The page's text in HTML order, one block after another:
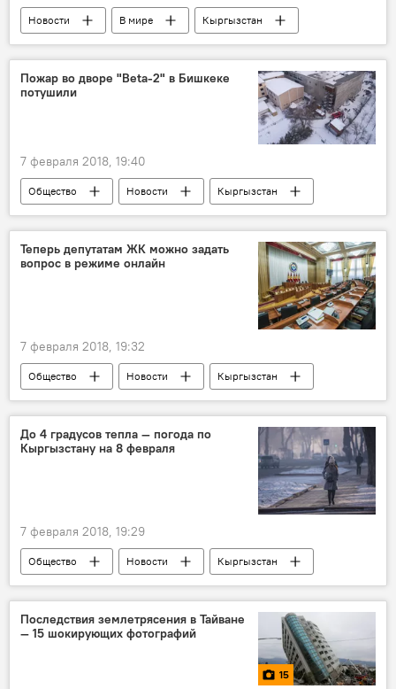
Новости В мире
Кыргызстан
Аналитика
экономика
Продажа MegaСom
Швейцария
Mega
Пожар во дворе "Beta-2" в Бишкеке
потушили
7 февраля 2018, 19:40
Общество Новости
Кыргызстан
Бишкек
МЧС пожар
Теперь депутатам ЖК можно задать
вопрос в режиме онлайн
7 февраля 2018, 19:32
Общество Новости
Кыргызстан
Жогорку Кенеш
парламент
сайт
онлайн
обращение
До 4 градусов тепла — погода по
Кыргызстану на 8 февраля
7 февраля 2018, 19:29
Общество Новости
Кыргызстан
прогноз погоды
тепло
погода в Кыргызстане
Последствия землетрясения в Тайване
— 15 шокирующих фотографий
15